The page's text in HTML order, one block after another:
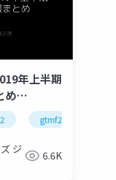
年上半期
め
gtmf2019
ジ
6.6K